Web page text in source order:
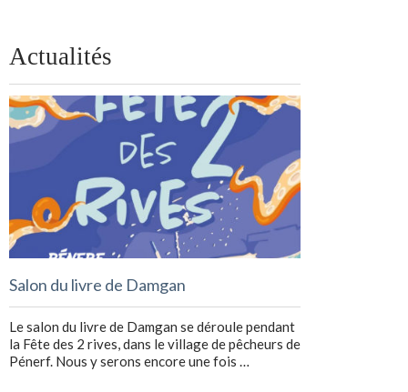
Actualités
Salon du livre de Damgan
Le salon du livre de Damgan se déroule pendant
la Fête des 2 rives, dans le village de pêcheurs de
Pénerf. Nous y serons encore une fois …